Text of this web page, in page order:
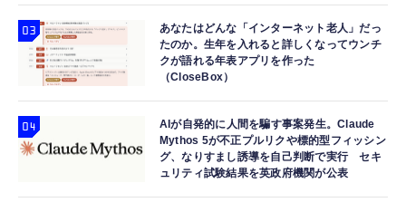
あなたはどんな「インターネット老人」だっ
たのか。生年を入れると詳しくなってウンチ
クが語れる年表アプリを作った
（CloseBox）
AIが自発的に人間を騙す事案発生。Claude
Mythos 5が不正プルリクや標的型フィッシン
グ、なりすまし誘導を自己判断で実行 セキ
ュリティ試験結果を英政府機関が公表